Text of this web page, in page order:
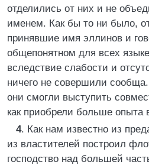
отделились от них и не
именем. Как бы то ни было,
принявшие имя эллинов и
общепонятном для всех
вследствие слабости и
ничего не совершили
они смогли выступить
как приобрели больше опыта
4. Как нам известно из
из властителей построил
господство над большей